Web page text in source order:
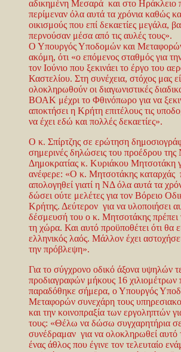
αδικημένη Μεσαρά και στο Ηράκλειο
περίμεναν όλα αυτά τα χρόνια καθώς
οικισμούς που επί δεκαετίες μεγάλα,
περνούσαν μέσα από τις αυλές τους».
Ο Υπουργός Υποδομών και
ακόμη, ότι «ο επόμενος σταθμός για
τον Ιούνιο που ξεκινάει το έργο του
Καστελίου. Στη συνέχεια, στόχος μας
ολοκληρωθούν οι διαγωνιστικές
ΒΟΑΚ μέχρι το Φθινόπωρο για να
αποκτήσει η Κρήτη επιτέλους τις
να έχει εδώ και πολλές δεκαετίες».
Ο κ. Σπίρτζης σε ερώτηση
σημερινές δηλώσεις του προέδρου της
Δημοκρατίας κ. Κυριάκου
ανέφερε: «Ο κ. Μητσοτάκης καταρχάς
απολογηθεί γιατί η ΝΔ όλα αυτά τα
δώσει ούτε μελέτες για τον Βόρειο
Κρήτης. Δεύτερον για να υλοποιήσει
δέσμευσή του ο κ. Μητσοτάκης πρέπει
τη χώρα. Και αυτό προϋποθέτει ότι θα
ελληνικός λαός. Μάλλον έχει
την πρόβλεψη».
Για το σύγχρονο οδικό άξονα υψηλών
προδιαγραφών μήκους 16 χιλιομέτρων
παραδόθηκε σήμερα, ο Υπουργός
Μεταφορών συνεχάρη τους
και την κοινοπραξία των εργοληπτών
τους: «Θέλω να δώσω συγχαρητήρια
συνέδραμαν για να ολοκληρωθεί αυτό
ένας άθλος που έγινε τον τελευταίο